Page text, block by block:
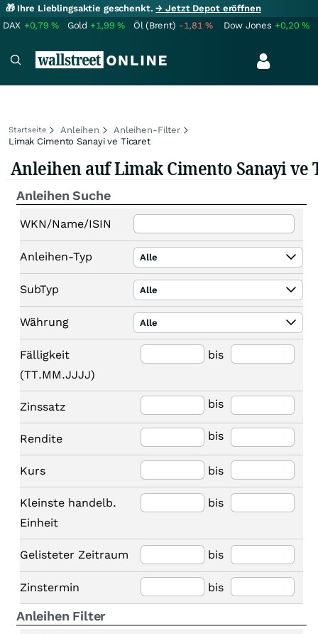
🎁 Ihre Lieblingsaktie geschenkt.→ Jetzt Depot eröffnen
DAX +0,79% Gold +1,99% Öl (Brent) -1,81% Dow Jones +0,20%
Startseite Anleihen
Anleihen-Filter
Limak Cimento Sanayi ve Ticaret
Anleihen auf Limak Cimento Sanayi ve
Anleihen Suche
WKN/Name/ISIN
Anleihen-Typ Alle
SubTyp Alle
Währung Alle
Fälligkeit
(TT.MM.JJJJ)
bis
Zinssatz bis
Rendite bis
Kurs bis
Kleinste handelb.
Einheit
bis
Gelisteter Zeitraum bis
Zinstermin bis
Anleihen Filter